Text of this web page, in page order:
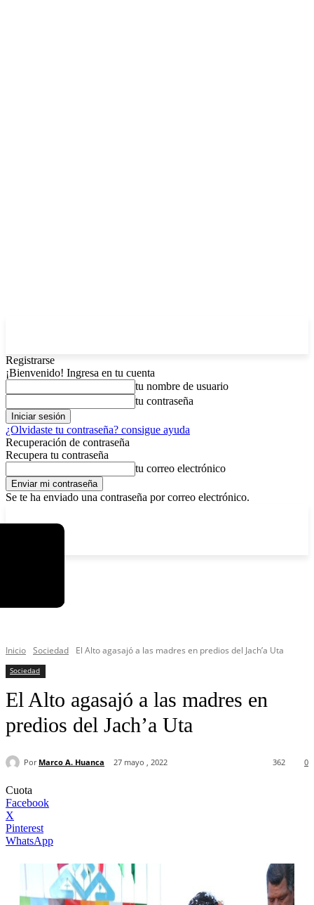
Registrarse
¡Bienvenido! Ingresa en tu cuenta
tu nombre de usuario
tu contraseña
¿Olvidaste tu contraseña? consigue ayuda
Recuperación de contraseña
Recupera tu contraseña
tu correo electrónico
Se te ha enviado una contraseña por correo electrónico.
Inicio Sociedad El Alto agasajó a las madres en predios del Jach’a Uta
Sociedad
El Alto agasajó a las madres en
predios del Jach’a Uta
Por Marco A. Huanca 27 mayo , 2022 0
362
Cuota
Facebook
X
Pinterest
WhatsApp